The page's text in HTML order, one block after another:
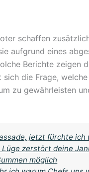
schaffen
aufgrund eines
Berichte zeigen
die Frage,
zu gewährleisten
jetzt fürchte ich
zerstört deine
möglich